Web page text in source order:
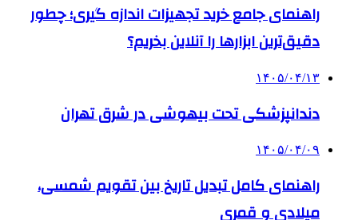
راهنمای جامع خرید تجهیزات اندازه گیری؛ چطور
دقیق‌ترین ابزارها را آنلاین بخریم؟
۱۴۰۵/۰۴/۱۳
دندانپزشکی تحت بیهوشی در شرق تهران
۱۴۰۵/۰۴/۰۹
راهنمای کامل تبدیل تاریخ بین تقویم شمسی،
میلادی و قمری